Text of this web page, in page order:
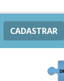
CADASTRAR